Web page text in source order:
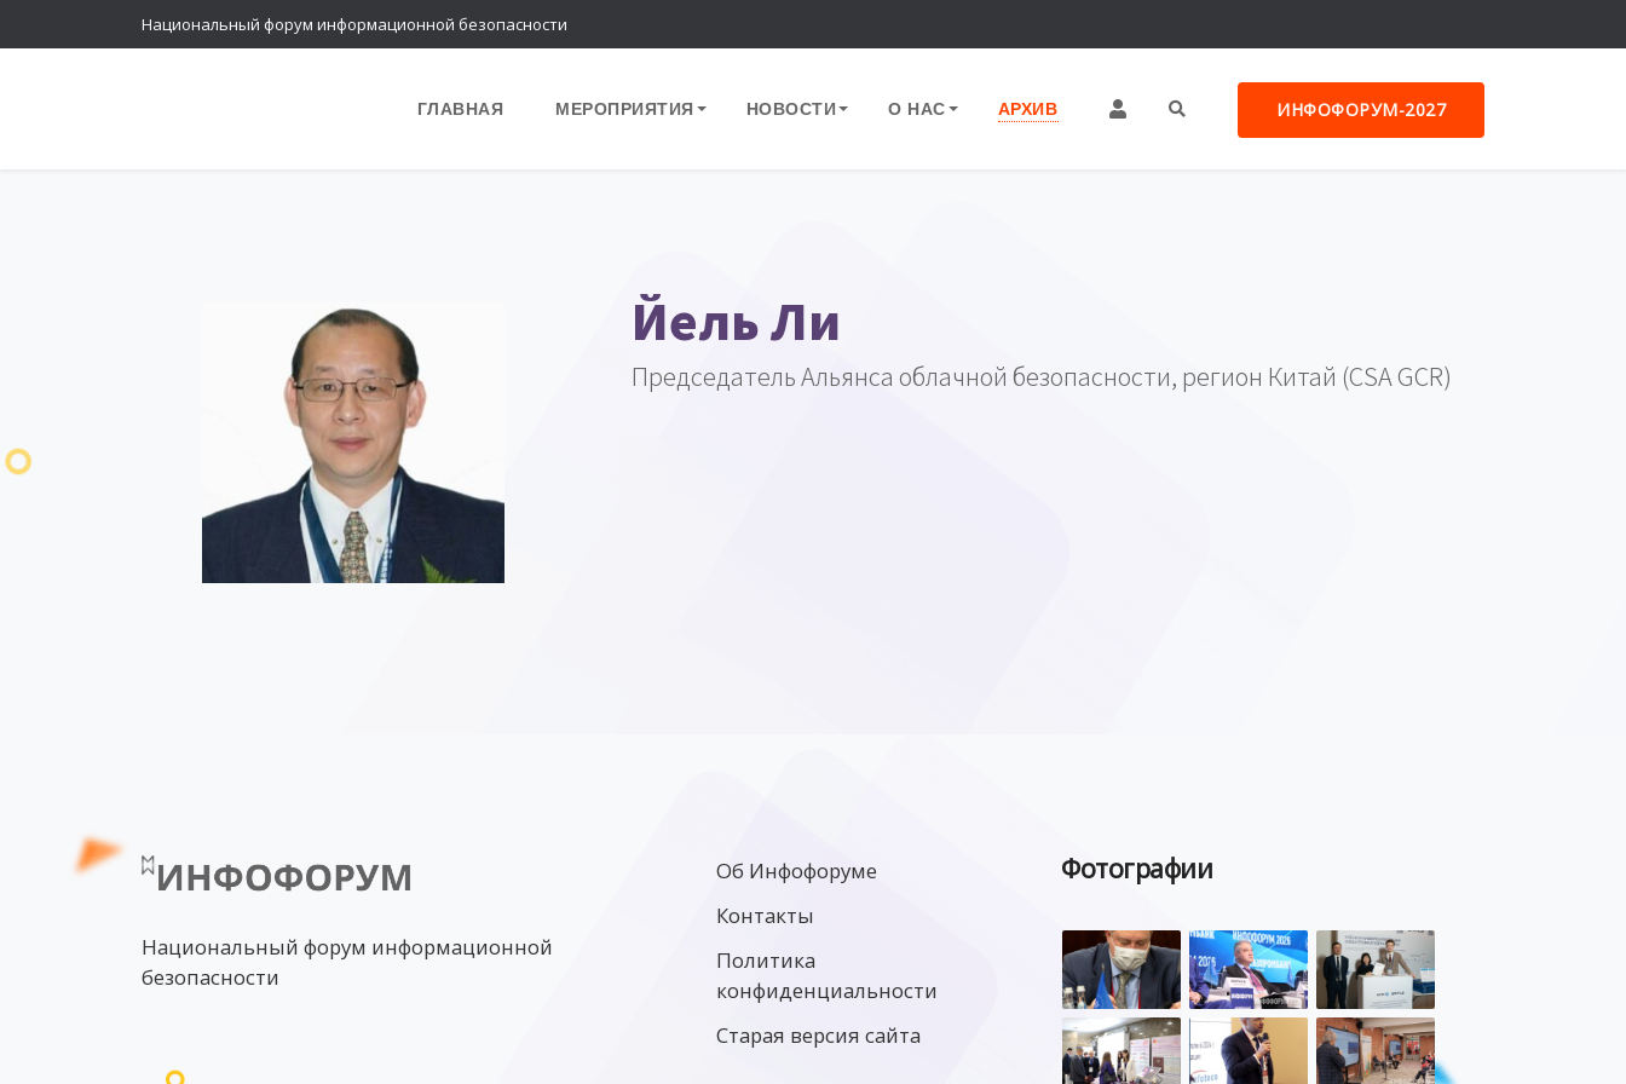
Национальный форум информационной безопасности
ГЛАВНАЯ МЕРОПРИЯТИЯ НОВОСТИ О НАС АРХИВ ИНФОФОРУМ-2027
Йель Ли
Председатель Альянса облачной безопасности, регион Китай (CSA GCR)
Национальный форум информационной
безопасности
Об Инфофоруме
Контакты
Политика
конфиденциальности
Старая версия сайта
Фотографии